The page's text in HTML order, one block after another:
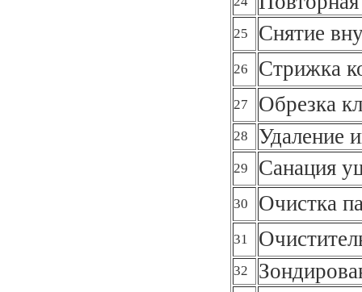
25 Снятие
26 Стрижка
27 Обрезка
28 Удаление
29 Санация
30 Очистка
31
32